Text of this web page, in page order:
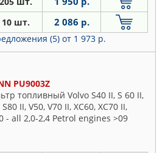
10 шт. 2 086 р.
(5) от 1 973 р.
PU9003Z
топливный Volvo S40 II, S 60 II,
S80 II, V50, V70 II, XC60, XC70 II,
- all 2,0-2,4 Petrol engines >09